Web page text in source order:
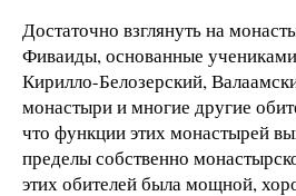
Достаточно взглянуть на
Фиваиды, основанные
Кирилло-Белозерский,
монастыри и многие другие
что функции этих монастырей
пределы собственно
этих обителей была мощной,